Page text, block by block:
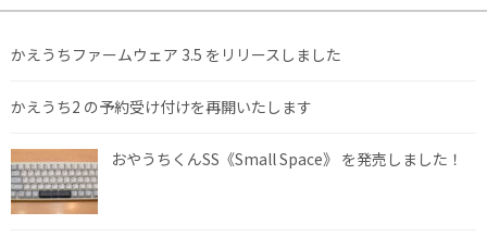
かえうちファームウェア 3.5 をリリースしました
かえうち2 の予約受け付けを再開いたします
おやうちくんSS《Small Space》 を発売しました！